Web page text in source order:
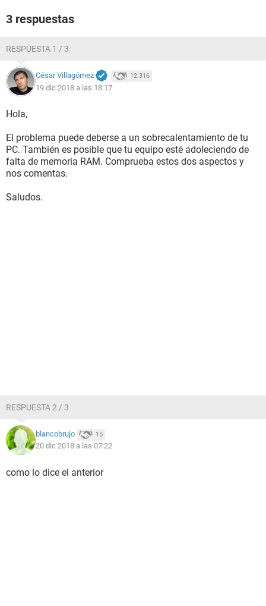
3 respuestas
RESPUESTA 1 / 3
César Villagómez 12.316
19 dic 2018 a las 18:17
Hola,
El problema puede deberse a un sobrecalentamiento de tu
PC. También es posible que tu equipo esté adoleciendo de
falta de memoria RAM. Comprueba estos dos aspectos y
nos comentas.
Saludos.
RESPUESTA 2 / 3
blancobrujo 15
20 dic 2018 a las 07:22
como lo dice el anterior